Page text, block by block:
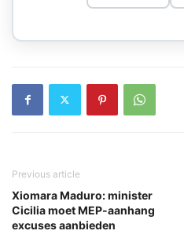
Previous article
Xiomara Maduro: minister
Cicilia moet MEP-aanhang
excuses aanbieden